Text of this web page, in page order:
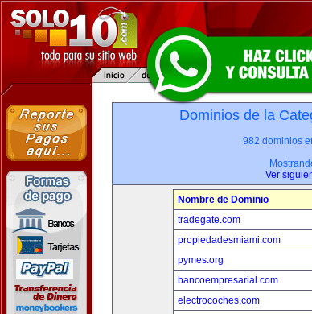
Dominios de la
982 dominios
Ver
Nombre de Dominio
tradegate.com
propiedadesmiami.com
pymes.org
bancoempresarial.com
electrocoches.com